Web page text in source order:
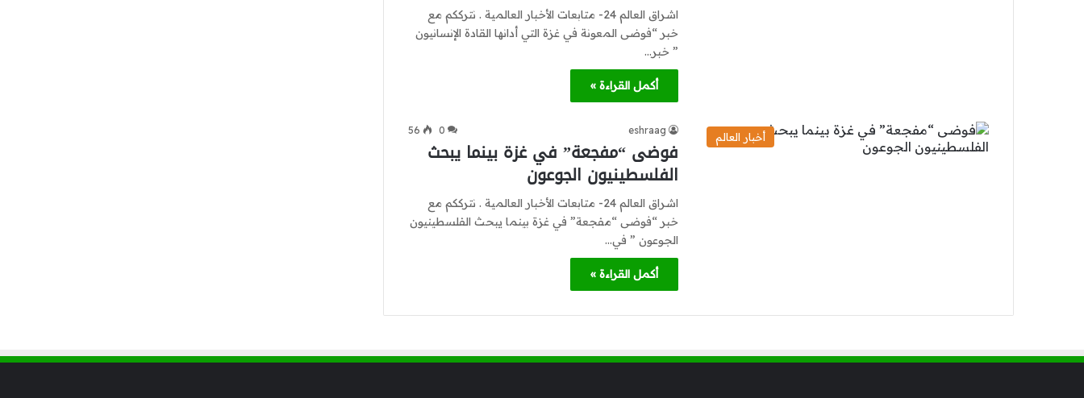
اشراق العالم 24- متابعات الأخبار العالمية . نترككم مع
خبر “فوضى المعونة في غزة التي أدانها القادة الإنسانيون
” خبر…
أكمل القراءة »
أخبار العالم
eshraag
0
56
فوضى “مفجعة” في غزة بينما يبحث
الفلسطينيون الجوعون
اشراق العالم 24- متابعات الأخبار العالمية . نترككم مع
خبر “فوضى “مفجعة” في غزة بينما يبحث الفلسطينيون
الجوعون ” في…
أكمل القراءة »